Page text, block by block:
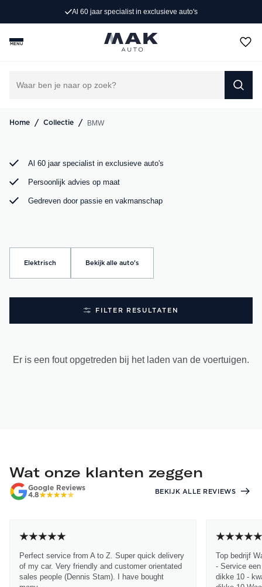
Al 60 jaar specialist in exclusieve auto's
MENU
Home / Collectie / BMW
Rijd weg in jouw droom-BMW. Bij MAK Auto vind je een
exclusief aanbod BMW occasions, van de sportieve BMW
3 Serie tot de ruime BMW X5. Bekijk ons aanbod online of
Al 60 jaar specialist in exclusieve auto's
Persoonlijk advies op maat
Gedreven door passie en vakmanschap
Elektrisch Bekijk alle auto's
FILTER RESULTATEN
Er is een fout opgetreden bij het laden van de voertuigen.
Wat onze klanten zeggen
Google Reviews
4.8
BEKIJK ALLE REVIEWS
Perfect service from A to Z. Super quick delivery
of my car. Very friendly and customer orientated
sales people (Dennis Stam). I have bought
Top bedrijf
- Service
dikke 10 -